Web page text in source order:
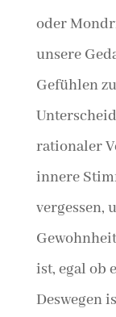
oder
unsere
Gefühlen
rationaler
innere
vergessen,
ist, egal ob
Deswegen